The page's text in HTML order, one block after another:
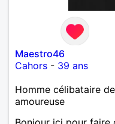
Maestro46
Cahors - 39 ans
Homme célibataire
amoureuse